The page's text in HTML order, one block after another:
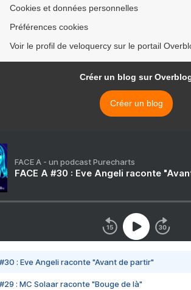
Cookies et données personnelles
Préférences cookies
Voir le profil de veloquercy sur le portail
Créer un blog sur
Créer un blog
FACE A - un podcast Purecharts
FACE A #30 : Eve Angeli raconte
#30 : Eve Angeli raconte "Avant de partir"
#29 : MC Solaar raconte "Bouge de là"